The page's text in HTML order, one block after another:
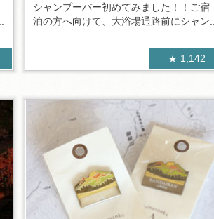
シャンプーバー初めてみました！！ご宿
泊の方へ向けて、大浴場通路前にシャン...
1,142